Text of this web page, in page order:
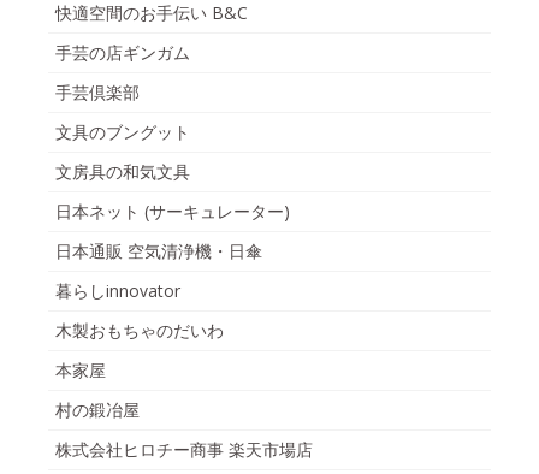
快適空間のお手伝い B&C
手芸の店ギンガム
手芸倶楽部
文具のブングット
文房具の和気文具
日本ネット (サーキュレーター)
日本通販 空気清浄機・日傘
暮らしinnovator
木製おもちゃのだいわ
本家屋
村の鍛冶屋
株式会社ヒロチー商事 楽天市場店